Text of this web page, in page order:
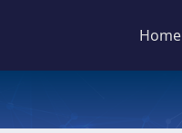
Home